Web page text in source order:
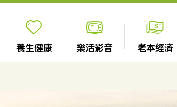
養生健康 樂活影音 老本經濟